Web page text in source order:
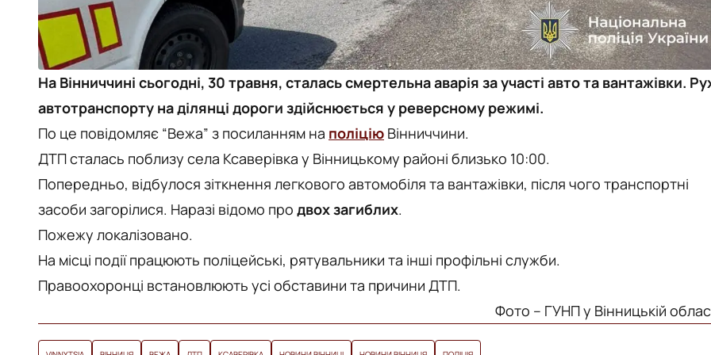
На Вінниччині сьогодні, 30 травня, сталась смертельна аварія за участі авто та вантажівки.
автотранспорту на ділянці дороги здійснюється у реверсному режимі.
По це повідомляє “Вежа” з посиланням на поліцію Вінниччини.
ДТП сталась поблизу села Ксаверівка у Вінницькому районі близько 10:00.
Попередньо, відбулося зіткнення легкового автомобіля та вантажівки, після чого транспортні
засоби загорілися. Наразі відомо про двох загиблих.
Пожежу локалізовано.
На місці події працюють поліцейські, рятувальники та інші профільні служби.
Правоохоронці встановлюють усі обставини та причини ДТП.
Фото – ГУНП у Вінницькій